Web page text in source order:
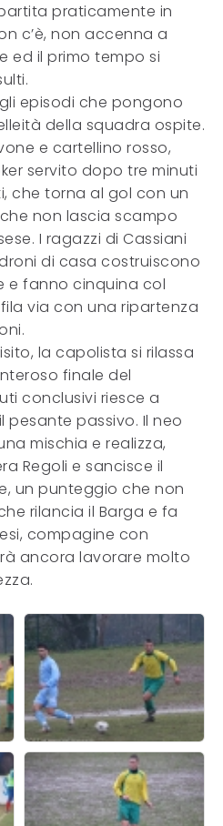
praticamente in
c’è, non accenna a
ed il primo tempo si
gli episodi che pongono
della squadra ospite.
e cartellino rosso,
servito dopo tre minuti
che torna al gol con un
non lascia scampo
I ragazzi di Cassiani
di casa costruiscono
e fanno cinquina col
via con una ripartenza
la capolista si rilassa
finale del
conclusivi riesce a
pesante passivo. Il neo
mischia e realizza,
Regoli e sancisce il
un punteggio che non
rilancia il Barga e fa
compagine con
ancora lavorare molto